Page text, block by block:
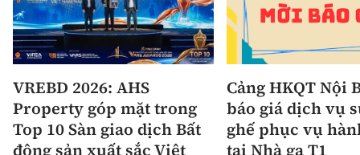
VREBD 2026: AHS
Property góp mặt trong
Top 10 Sàn giao dịch Bất
động sản xuất sắc Việt
Cảng HKQT Nội
báo giá dịch vụ
ghế phục vụ
tại Nhà ga T1